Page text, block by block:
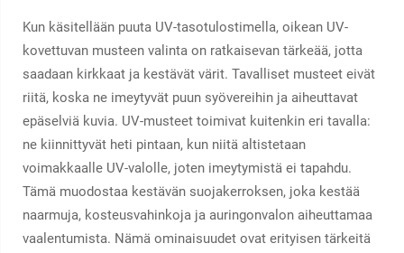
Kun käsitellään puuta UV-tasotulostimella, oikean UV-
kovettuvan musteen valinta on ratkaisevan tärkeää, jotta
saadaan kirkkaat ja kestävät värit. Tavalliset musteet eivät
riitä, koska ne imeytyvät puun syövereihin ja aiheuttavat
epäselviä kuvia. UV-musteet toimivat kuitenkin eri tavalla:
ne kiinnittyvät heti pintaan, kun niitä altistetaan
voimakkaalle UV-valolle, joten imeytymistä ei tapahdu.
Tämä muodostaa kestävän suojakerroksen, joka kestää
naarmuja, kosteusvahinkoja ja auringonvalon aiheuttamaa
vaalentumista. Nämä ominaisuudet ovat erityisen tärkeitä